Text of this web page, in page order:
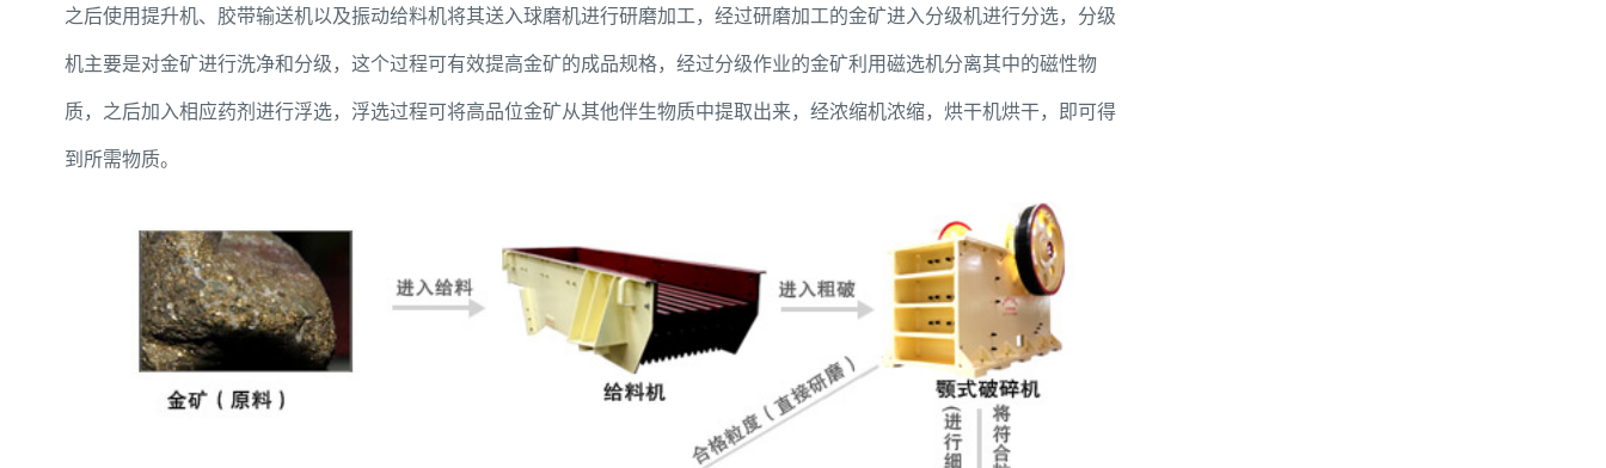
之后使用提升机、胶带输送机以及振动给料机将其送入球磨机进行研磨加工，经过研磨加工的金矿进入分级机进行分选，分级
机主要是对金矿进行洗净和分级，这个过程可有效提高金矿的成品规格，经过分级作业的金矿利用磁选机分离其中的磁性物
质，之后加入相应药剂进行浮选，浮选过程可将高品位金矿从其他伴生物质中提取出来，经浓缩机浓缩，烘干机烘干，即可得
到所需物质。